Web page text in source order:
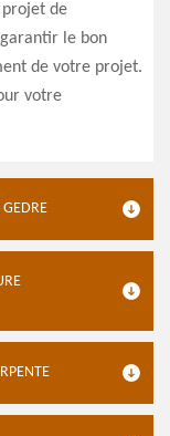
de
le bon
de votre projet.
votre